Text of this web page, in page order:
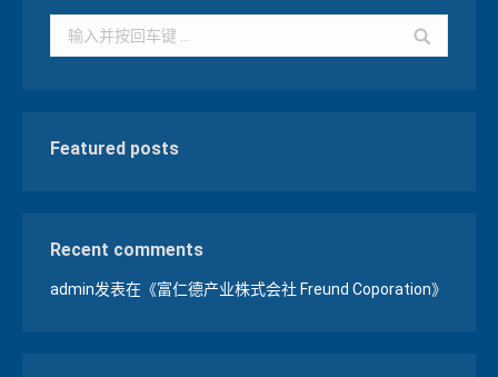
Search:
Featured posts
Recent comments
admin发表在《富仁德产业株式会社 Freund Coporation》